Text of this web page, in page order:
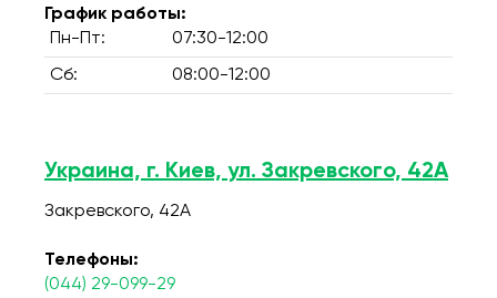
График работы:
Пн-Пт:
07:30-12:00
Сб: 08:00-12:00
Украина, г. Киев, ул. Закревского, 42А
Закревского, 42А
Телефоны:
(044) 29-099-29